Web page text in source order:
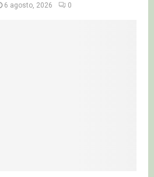
6 agosto, 2026 0